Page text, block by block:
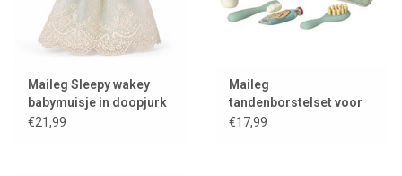
Maileg Sleepy wakey
babymuisje in doopjurk
/ mint
€21,99
Maileg
tandenborstelset voor
de muisjes met gevulde
€17,99